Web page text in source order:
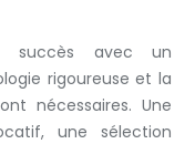
succès avec un
rigoureuse et la
nécessaires. Une
une sélection